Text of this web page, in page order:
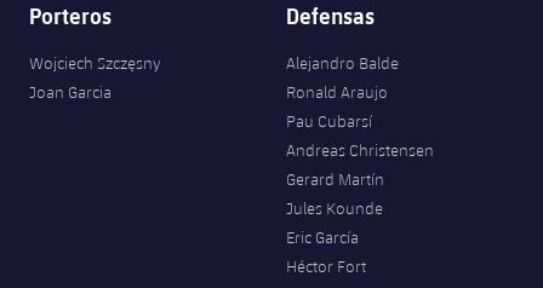
Porteros
Wojciech Szczęsny
Joan Garcia
Defensas
Alejandro Balde
Ronald Araujo
Pau Cubarsí
Andreas Christensen
Gerard Martín
Jules Kounde
Eric García
Héctor Fort